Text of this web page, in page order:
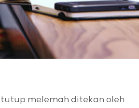
melemah ditekan oleh